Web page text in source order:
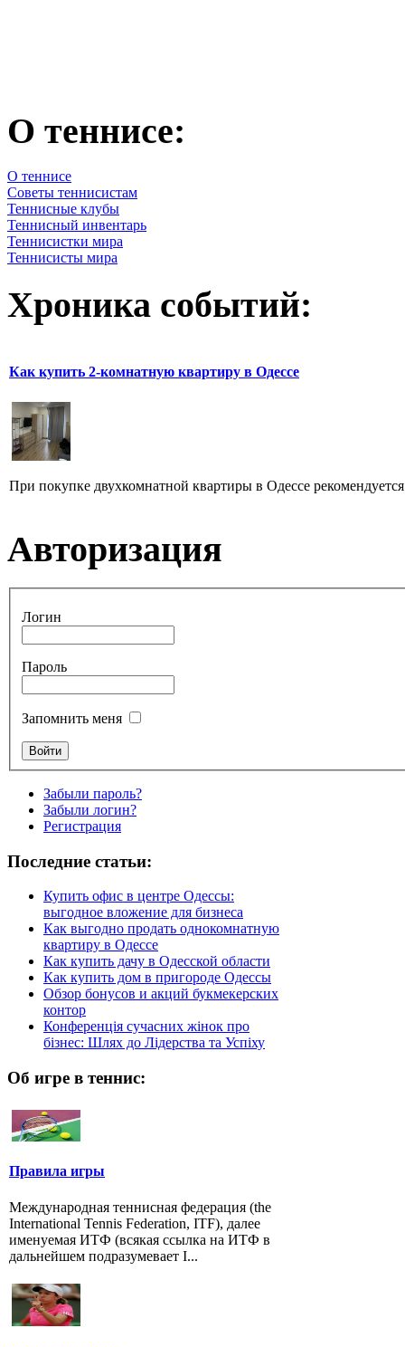
О теннисе:
О теннисе
Советы теннисистам
Теннисные клубы
Теннисный инвентарь
Теннисистки мира
Теннисисты мира
Хроника событий:
Как купить 2-комнатную квартиру в Одессе
При покупке двухкомнатной квартиры в Одессе
Авторизация
Логин
Пароль
Запомнить меня
Забыли пароль?
Забыли логин?
Регистрация
Последние статьи:
Купить офис в центре Одессы:
выгодное вложение для бизнеса
Как выгодно продать однокомнатную
квартиру в Одессе
Как купить дачу в Одесской области
Как купить дом в пригороде Одессы
Обзор бонусов и акций букмекерских
контор
Конференція сучасних жінок про
бізнес: Шлях до Лідерства та Успіху
Об игре в теннис:
Правила игры
Международная теннисная федерация (the
International Tennis Federation, ITF), далее
именуемая ИТФ (всякая ссылка на ИТФ в
дальнейшем подразумевает I...